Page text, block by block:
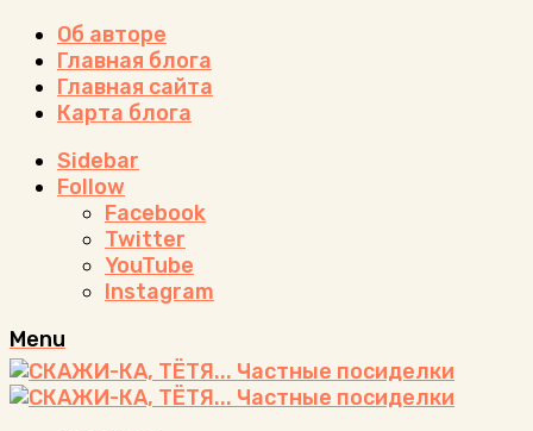
Об авторе
Главная блога
Главная сайта
Карта блога
Sidebar
Follow
Facebook
Twitter
YouTube
Instagram
Menu